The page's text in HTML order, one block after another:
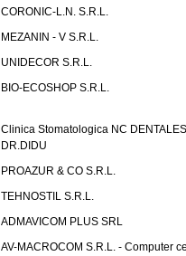
CORONIC-L.N. S.R.L.
MEZANIN - V S.R.L.
UNIDECOR S.R.L.
BIO-ECOSHOP S.R.L.
Clinica Stomatologica NC DENTALES
DR.DIDU
PROAZUR & CO S.R.L.
TEHNOSTIL S.R.L.
ADMAVICOM PLUS SRL
AV-MACROCOM S.R.L. - Computer